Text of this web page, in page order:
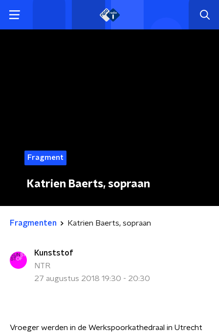
Fragment
Katrien Baerts, sopraan
Fragmenten Katrien Baerts, sopraan
Kunststof
NTR
27 augustus 2018 19:30 - 20:30
Vroeger werden in de Werkspoorkathedraal in Utrecht